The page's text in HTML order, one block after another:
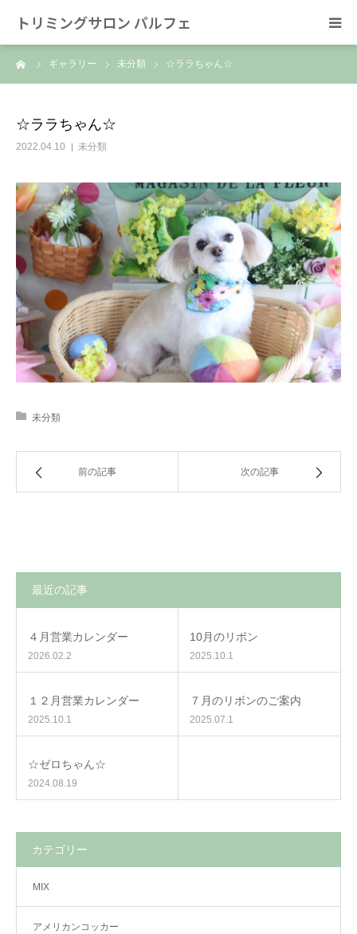
トリミングサロン パルフェ
ギャラリー 未分類 ☆ララちゃん☆
☆ララちゃん☆
2022.04.10 未分類
未分類
前の記事 次の記事
最近の記事
４月営業カレンダー
2026.02.2
10月のリボン
2025.10.1
１２月営業カレンダー
2025.10.1
７月のリボンのご案内
2025.07.1
☆ゼロちゃん☆
2024.08.19
カテゴリー
MIX
アメリカンコッカー
HOME
スタッフ
SNS/リンク